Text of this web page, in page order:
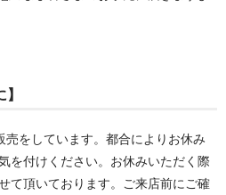
をしています。都合によりお休み
を付けください。お休みいただく際
て頂いております。ご来店前にご確